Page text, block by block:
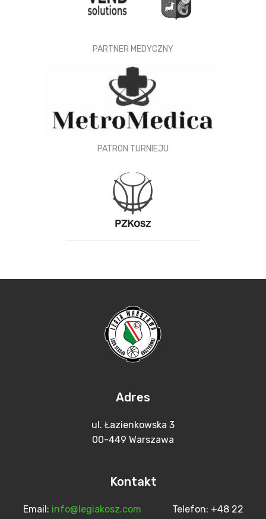
PARTNER MEDYCZNY
PATRON TURNIEJU
Adres
ul. Łazienkowska 3
00-449 Warszawa
Kontakt
Email: info@legiakosz.com
Telefon: +48 22